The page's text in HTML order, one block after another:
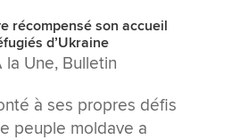
récompensé son accueil
d’Ukraine
la Une, Bulletin
à ses propres défis
peuple moldave a